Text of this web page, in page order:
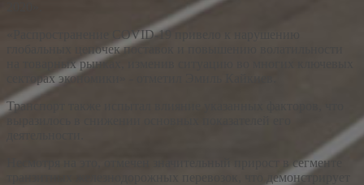
«Распространение COVID-19 привело к нарушению
глобальных цепочек поставок и повышению волатильности
на товарных рынках, изменив ситуацию во многих ключевых
секторах экономики» - отметил Эмиль Кайкиев.
Транспорт также испытал влияние указанных факторов, что
Несмотря на это, отмечен значительный прирост в сегменте
транзитных железнодорожных перевозок, что демонстрирует